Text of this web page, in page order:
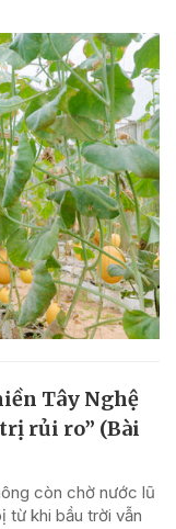
Tây Nghệ
rủi ro” (Bài
còn chờ nước lũ
từ khi bầu trời vẫn